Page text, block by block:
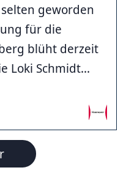
geworden
für die
blüht derzeit
Loki Schmidt...